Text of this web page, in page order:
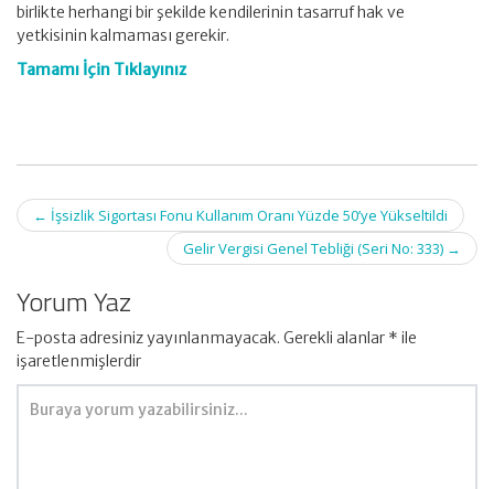
birlikte herhangi bir şekilde kendilerinin tasarruf hak ve
yetkisinin kalmaması gerekir.
Tamamı İçin Tıklayınız
Post
navigation
← İşsizlik Sigortası Fonu Kullanım Oranı Yüzde 50’ye Yükseltildi
Gelir Vergisi Genel Tebliği (Seri No: 333) →
Yorum Yaz
E-posta adresiniz yayınlanmayacak. Gerekli alanlar * ile
işaretlenmişlerdir